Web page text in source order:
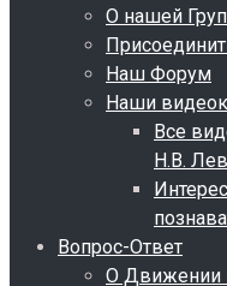
О нашей
Наш Форум
Наши
Все
Н.В.
Вопрос-Ответ
О